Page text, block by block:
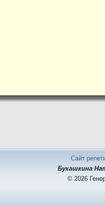
Сайт
Букашкина
© 2026